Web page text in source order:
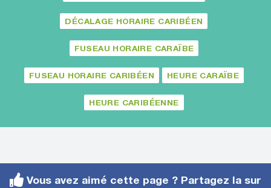
DÉCALAGE HORAIRE CARIBÉEN
FUSEAU HORAIRE CARAÏBE
FUSEAU HORAIRE CARIBÉEN HEURE CARAÏBE
HEURE CARIBÉENNE
Vous avez aimé cette page ? Partagez la sur